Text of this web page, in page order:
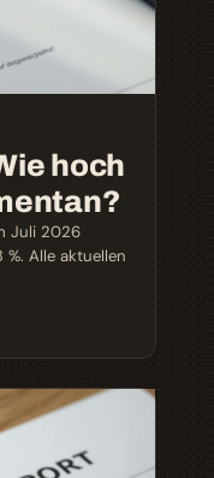
hoch
Juli 2026
%. Alle aktuellen